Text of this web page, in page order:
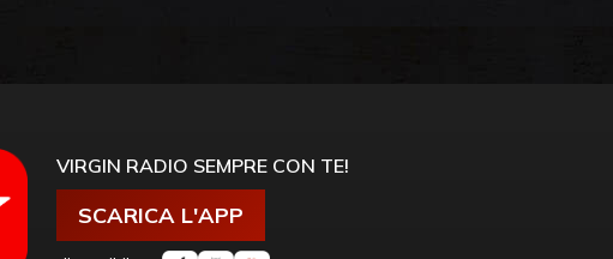
VIRGIN RADIO SEMPRE CON TE!
SCARICA L'APP